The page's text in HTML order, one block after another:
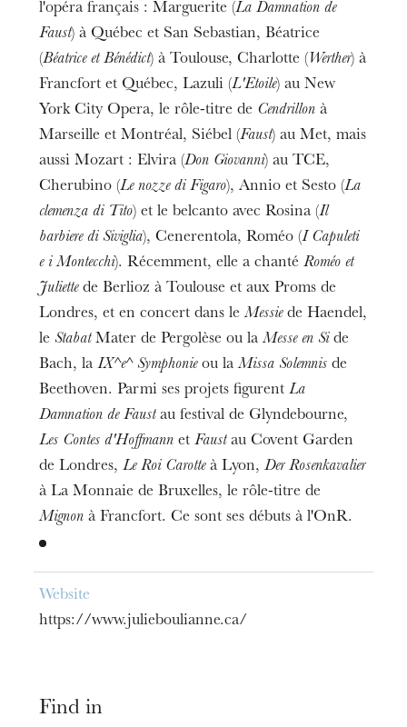
l'opéra français : Marguerite (La Damnation de
Faust) à Québec et San Sebastian, Béatrice
(Béatrice et Bénédict) à Toulouse, Charlotte ( Werther) à
Francfort et Québec, Lazuli (L'Etoile) au New
York City Opera, le rôle-titre de Cendrillon à
Marseille et Montréal, Siébel (Faust) au Met, mais
aussi Mozart : Elvira (Don Giovanni) au TCE,
Cherubino (Le nozze di Figaro), Annio et Sesto (La
clemenza di Tito) et le belcanto avec Rosina (Il
barbiere di Siviglia), Cenerentola, Roméo (I Capuleti
e i Montecchi). Récemment, elle a chantéRoméo et
Juliettede Berlioz à Toulouse et aux Proms de
Londres, et en concert dans leMessiede Haendel,
le StabatMater de Pergolèse ou laMesse en Si de
Bach, laIX^e^ Symphonieou laMissa Solemnis de
Beethoven. Parmi ses projets figurentLa
Damnation de Faustau festival de Glyndebourne,
Les Contes d'Hoffmann etFaustau Covent Garden
de Londres,Le Roi Carotteà Lyon,Der Rosenkavalier
à La Monnaie de Bruxelles, le rôle-titre de
Mignon à Francfort. Ce sont ses débuts à l'OnR.
Website
https://www.julieboulianne.ca/
Find in